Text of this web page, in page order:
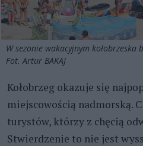
W sezonie wakacyjnym kołobrzeska
Fot. Artur BAKAJ
Kołobrzeg okazuje się
miejscowością nadmorską.
turystów, którzy z chęcią
Stwierdzenie to nie jest